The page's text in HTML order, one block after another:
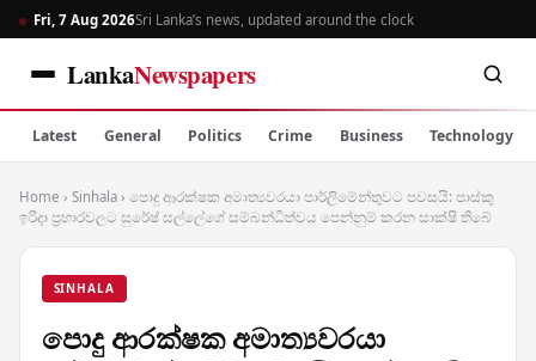
Fri, 7 Aug 2026Sri Lanka’s news, updated around the clock
LankaNewspapers
Latest General Politics Crime Business Technology
Home › Sinhala › පොදු ආරක්ෂක අමාත්‍යවරයා පාර්ලිමේන්තුවට පවසයි: පාස්කු
ඉරිදා ප්‍රහාරවලට සුරේෂ් සල්ලේගේ සම්බන්ධිත්වය පෙන්නුම් කරන සාක්ෂි තිබේ
SINHALA
පොදු ආරක්ෂක අමාත්‍යවරයා